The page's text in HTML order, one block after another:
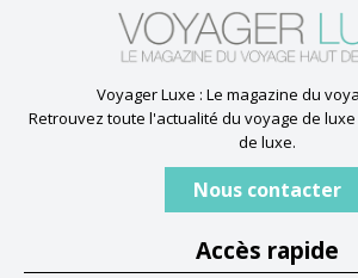
Voyager Luxe : Le magazine du
Retrouvez toute l'actualité du voyage de
de luxe.
Nous contacter
Accès rapide